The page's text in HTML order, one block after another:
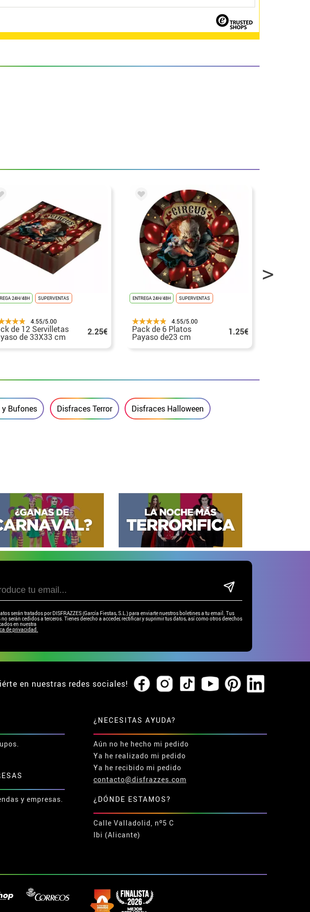
24H/48H SUPERVENTAS
4.55/5.00
de 12 Servilletas
de 33X33 cm 2.25€
ENTREGA 24H/48H SUPERVENTAS
4.55/5.00
Pack de 6 Platos
Payaso de23 cm 1.25€
y Bufones Disfraces Terror Disfraces Halloween
serán tratados por DISFRAZZES (García Fiestas, S.L.) para enviarte nuestros boletines a tu email. Tus
serán cedidos a terceros. Tienes derecho a acceder, rectificar y suprimir tus datos, así como otros derechos
en nuestra
de privacidad.
en nuestras redes sociales!
y empresas.
¿NECESITAS AYUDA?
Aún no he hecho mi pedido
Ya he realizado mi pedido
Ya he recibido mi pedido
contacto@disfrazzes.com
¿DÓNDE ESTAMOS?
Calle Valladolid, nº5 C
Ibi (Alicante)